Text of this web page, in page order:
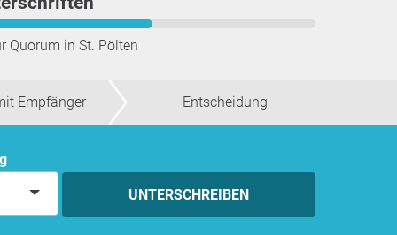
Quorum in St. Pölten
Empfänger Entscheidung
UNTERSCHREIBEN